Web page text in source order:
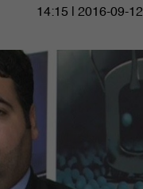
14:15 | 2016-09-12